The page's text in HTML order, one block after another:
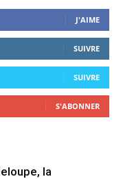
J'AIME
SUIVRE
SUIVRE
S'ABONNER
la